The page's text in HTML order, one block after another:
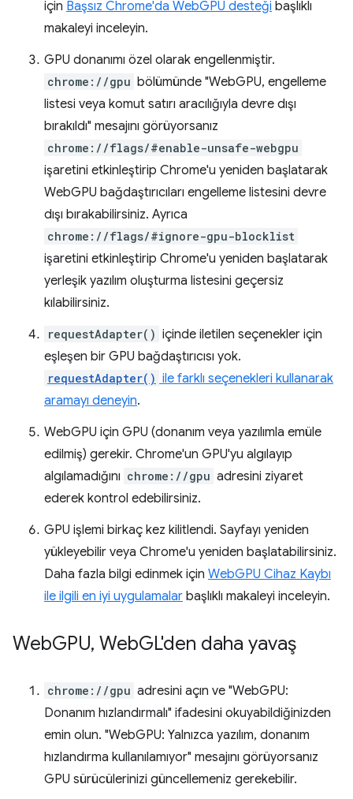
için Başsız Chrome'da WebGPU desteği başlıklı
makaleyi inceleyin.
GPU donanımı özel olarak engellenmiştir.
chrome://gpu bölümünde "WebGPU, engelleme
listesi veya komut satırı aracılığıyla devre dışı
bırakıldı" mesajını görüyorsanız
chrome://flags/#enable-unsafe-webgpu
işaretini etkinleştirip Chrome'u yeniden başlatarak
WebGPU bağdaştırıcıları engelleme listesini devre
dışı bırakabilirsiniz. Ayrıca
chrome://flags/#ignore-gpu-blocklist
işaretini etkinleştirip Chrome'u yeniden başlatarak
yerleşik yazılım oluşturma listesini geçersiz
kılabilirsiniz.
requestAdapter() içinde iletilen seçenekler için
eşleşen bir GPU bağdaştırıcısı yok.
requestAdapter() ile farklı seçenekleri kullanarak
aramayı deneyin.
WebGPU için GPU (donanım veya yazılımla emüle
edilmiş) gerekir. Chrome'un GPU'yu algılayıp
algılamadığını chrome://gpu adresini ziyaret
ederek kontrol edebilirsiniz.
GPU işlemi birkaç kez kilitlendi. Sayfayı yeniden
yükleyebilir veya Chrome'u yeniden başlatabilirsiniz.
Daha fazla bilgi edinmek için WebGPU Cihaz Kaybı
ile ilgili en iyi uygulamalar başlıklı makaleyi inceleyin.
WebGPU, WebGL'den daha yavaş
chrome://gpu adresini açın ve "WebGPU:
Donanım hızlandırmalı" ifadesini okuyabildiğinizden
emin olun. "WebGPU: Yalnızca yazılım, donanım
hızlandırma kullanılamıyor" mesajını görüyorsanız
GPU sürücülerinizi güncellemeniz gerekebilir.